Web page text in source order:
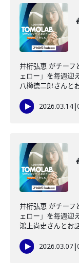
井桁弘恵 がチー
ェロー」を毎週
八櫛徳二郎さんと
2026.03.14|
井桁弘恵 がチー
ェロー」を毎週
鴻上尚史さんとお
2026.03.07|